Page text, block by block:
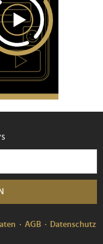
AGB
Datenschutz